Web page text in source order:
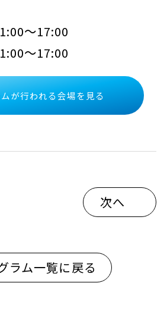
～17:00
～17:00
が行われる会場を見る
次へ
ラム一覧に戻る